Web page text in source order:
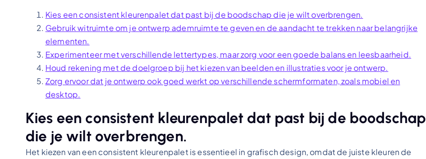
Kies een consistent kleurenpalet dat past bij de boodschap die je wilt overbrengen.
Gebruik witruimte om je ontwerp ademruimte te geven en de aandacht te trekken naar belangrijke
elementen.
Experimenteer met verschillende lettertypes, maar zorg voor een goede balans en leesbaarheid.
Houd rekening met de doelgroep bij het kiezen van beelden en illustraties voor je ontwerp.
Zorg ervoor dat je ontwerp ook goed werkt op verschillende schermformaten, zoals mobiel en
desktop.
Kies een consistent kleurenpalet dat past bij de boodschap
die je wilt overbrengen.
Het kiezen van een consistent kleurenpalet is essentieel in grafisch design, omdat de juiste kleuren de